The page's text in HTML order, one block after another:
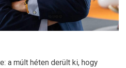
a múlt héten derült ki, hogy